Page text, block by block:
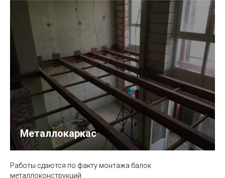
Металлокаркас
Работы сдаются по факту монтажа балок
металлоконструкций